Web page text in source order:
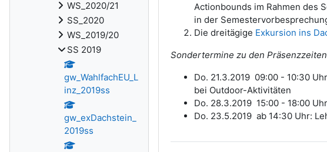
Actionbounds im Rahmen des
in der
Die dreitägige Exkursion ins
Sondertermine zu den Präsenzzeiten
Do. 21.3.2019 09:00 - 10:30
bei Outdoor-Aktivitäten
Do. 28.3.2019 15:00 - 18:00
Do. 23.5.2019 ab 14:30 Uhr:
WS_2020/21
SS_2020
WS_2019/20
SS 2019
gw_WahlfachEU_L
inz_2019ss
gw_exDachstein_
2019ss